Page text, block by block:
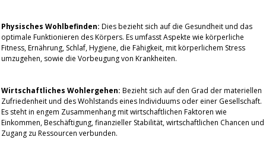
Physisches Wohlbefinden: Dies bezieht sich auf die Gesundheit und das
optimale Funktionieren des Körpers. Es umfasst Aspekte wie körperliche
Fitness, Ernährung, Schlaf, Hygiene, die Fähigkeit, mit körperlichem Stress
umzugehen, sowie die Vorbeugung von Krankheiten.
Wirtschaftliches Wohlergehen: Bezieht sich auf den Grad der materiellen
Zufriedenheit und des Wohlstands eines Individuums oder einer Gesellschaft.
Es steht in engem Zusammenhang mit wirtschaftlichen Faktoren wie
Einkommen, Beschäftigung, finanzieller Stabilität, wirtschaftlichen Chancen und
Zugang zu Ressourcen verbunden.